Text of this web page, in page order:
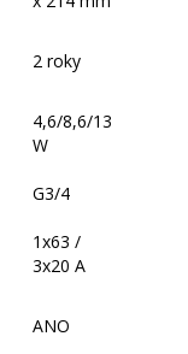
2 roky
4,6/8,6/13
W
G3/4
1x63 /
3x20 A
ANO